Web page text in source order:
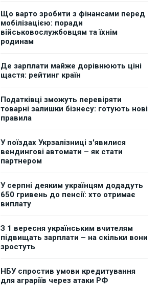
Що варто зробити з фінансами перед
мобілізацією: поради
військовослужбовцям та їхнім
родинам
Де зарплати майже дорівнюють ціні
щастя: рейтинг країн
Податківці зможуть перевіряти
товарні залишки бізнесу: готують нові
правила
У поїздах Укрзалізниці з'явилися
вендингові автомати – як стати
партнером
У серпні деяким українцям додадуть
650 гривень до пенсії: хто отримає
виплату
З 1 вересня українським вчителям
підвищать зарплати – на скільки вони
зростуть
НБУ спростив умови кредитування
для аграріїв через атаки РФ